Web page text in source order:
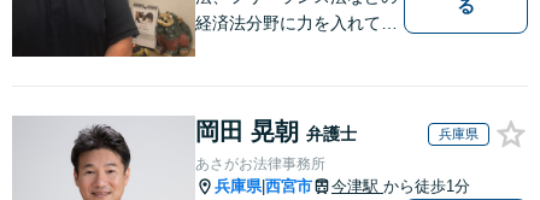
意見照会が来たと
きの対処法、被害
経済法分野に力を入れてい
る
岡田 晃朝 弁護士 兵庫県
あさがお法律事務所
兵庫県|西宮市 今津駅 から徒歩1分